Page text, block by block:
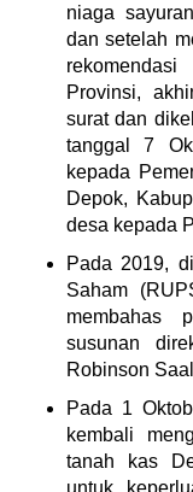
niaga
dan setelah
Provinsi,
surat dan
tanggal 7
kepada
Depok,
desa kepada
Pada 2019,
Saham
membahas
susunan
Robinson
Pada 1
kembali
tanah kas
untuk